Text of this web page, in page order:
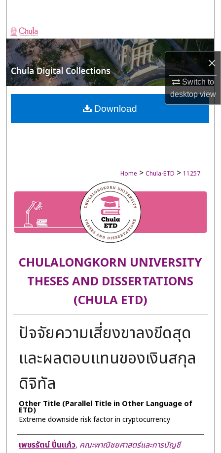
×
Switch to
desktopview
Browse Collections
My Account
About
Digital Commons Network™
Home > Chula-ETD > 11257
CHULALONGKORN UNIVERSITY
THESES AND DISSERTATIONS
(CHULA ETD)
ปัจจัยความเสี่ยงขาลงขีดสุด
และผลตอบแทนของเงินสกุล
ดิจิทัล
Other Title (Parallel Title in Other Language of
ETD)
Extreme downside risk factor in cryptocurrency
Author
เพชรรัตน์ ปิ่นแก้ว, คณะพาณิชยศาสตร์และการบัญชี
Download